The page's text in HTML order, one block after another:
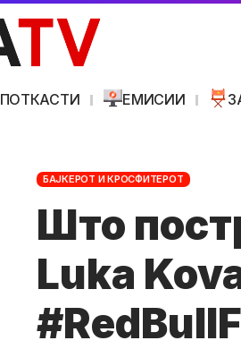
ПОТКАСТИ ЕМИСИИ
БАЈКЕРОТ И КРОСФИТЕРОТ
Што
Luka